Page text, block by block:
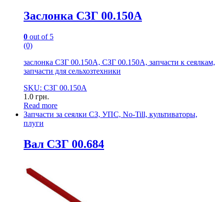
Заслонка СЗГ 00.150А
0 out of 5
(0)
заслонка СЗГ 00.150А, СЗГ 00.150А, запчасти к сеялкам,
запчасти для сельхозтехники
SKU: СЗГ 00.150А
1.0 грн.
Read more
Запчасти за сеялки СЗ, УПС, No-Till, культиваторы,
плуги
Вал СЗГ 00.684